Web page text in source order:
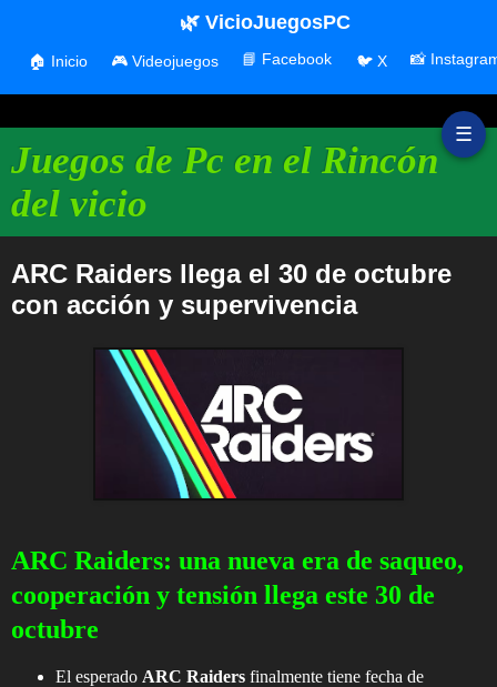
☰
Juegos de Pc en el Rincón
del vicio
🌿 VicioJuegosPC
🏠 Inicio 🎮 Videojuegos 📘 Facebook 🐦 X 📸
ARC Raiders llega el 30 de octubre
con acción y supervivencia
ARC Raiders: una nueva era de saqueo,
cooperación y tensión llega este 30 de
octubre
El esperado ARC Raidersfinalmente tiene fecha de